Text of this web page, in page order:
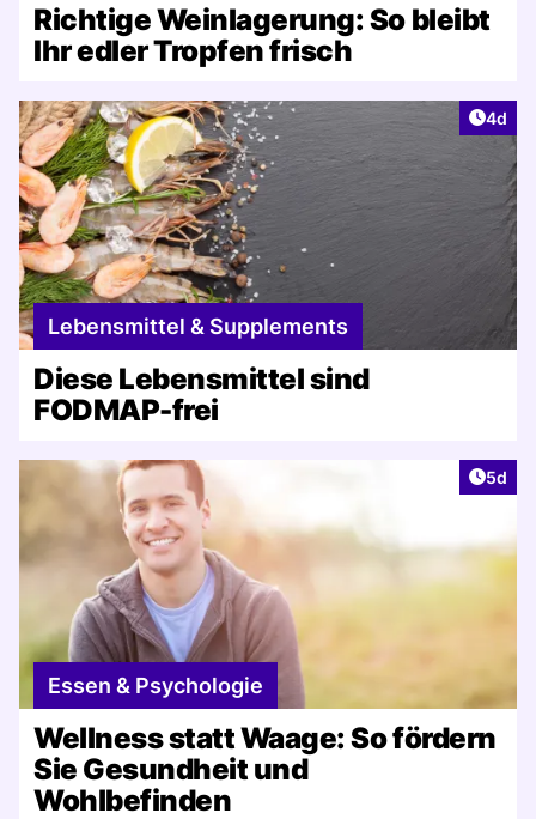
Richtige Weinlagerung: So bleibt
Ihr edler Tropfen frisch
4d
Lebensmittel & Supplements
Diese Lebensmittel sind
FODMAP-frei
5d
Essen & Psychologie
Wellness statt Waage: So fördern
Sie Gesundheit und
Wohlbefinden